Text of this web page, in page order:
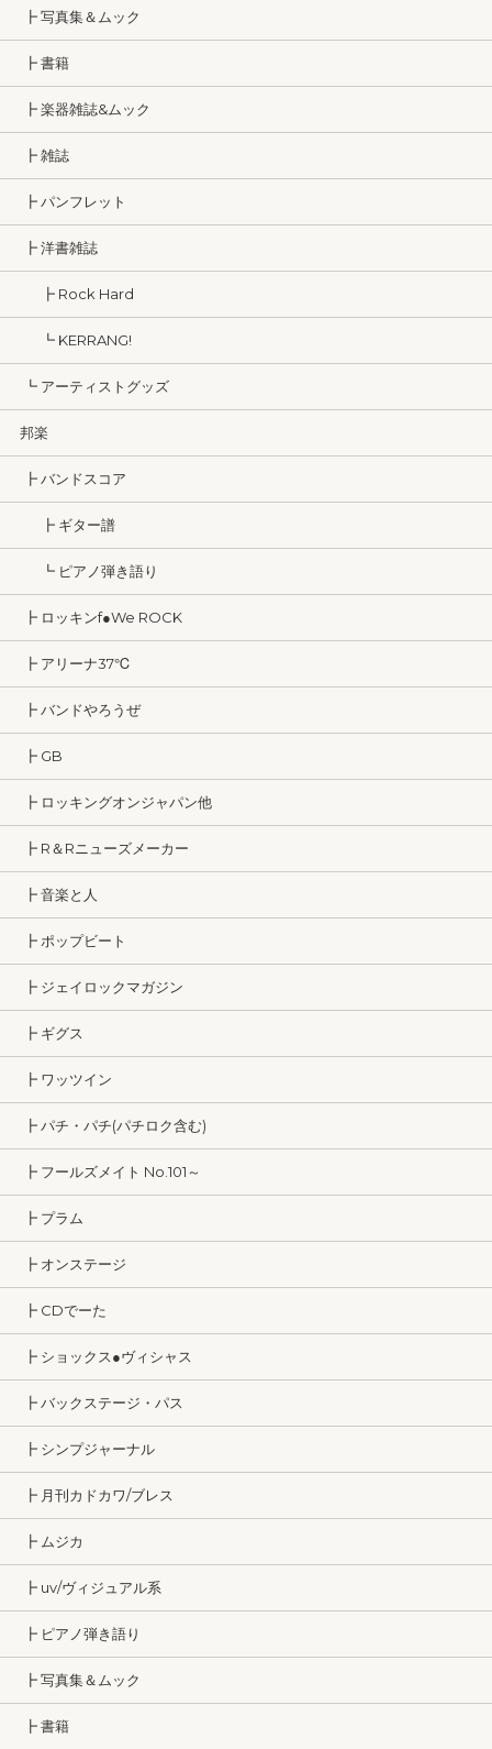
┣ 写真集＆ムック
┣ 書籍
┣ 楽器雑誌&ムック
┣ 雑誌
┣ パンフレット
┣ 洋書雑誌
┣ Rock Hard
┗ KERRANG!
┗ アーティストグッズ
邦楽
┣ バンドスコア
┣ ギター譜
┗ ピアノ弾き語り
┣ ロッキンf●We ROCK
┣ アリーナ37℃
┣ バンドやろうぜ
┣ GB
┣ ロッキングオンジャパン他
┣ R＆Rニューズメーカー
┣ 音楽と人
┣ ポップビート
┣ ジェイロックマガジン
┣ ギグス
┣ ワッツイン
┣ パチ・パチ(パチロク含む)
┣ フールズメイト No.101～
┣ プラム
┣ オンステージ
┣ CDでーた
┣ ショックス●ヴィシャス
┣ バックステージ・パス
┣ シンプジャーナル
┣ 月刊カドカワ/ブレス
┣ ムジカ
┣ uv/ヴィジュアル系
┣ ピアノ弾き語り
┣ 写真集＆ムック
┣ 書籍